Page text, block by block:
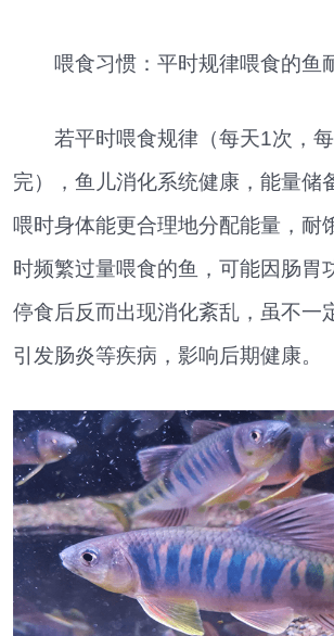
喂食习惯：平时规律喂食的鱼
若平时喂食规律（每天1次，每
完），鱼儿消化系统健康，能量储
喂时身体能更合理地分配能量，耐
时频繁过量喂食的鱼，可能因肠胃
停食后反而出现消化紊乱，虽不一
引发肠炎等疾病，影响后期健康。